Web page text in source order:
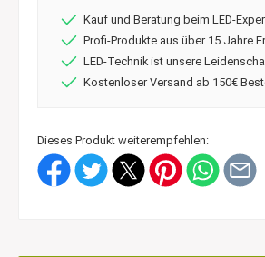
Kauf und Beratung beim LED-
Profi-Produkte aus über 15 Jahre
LED-Technik ist unsere
Kostenloser Versand ab 150€
Dieses Produkt weiterempfehlen: